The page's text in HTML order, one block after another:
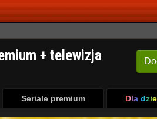
Seriale premium Dla